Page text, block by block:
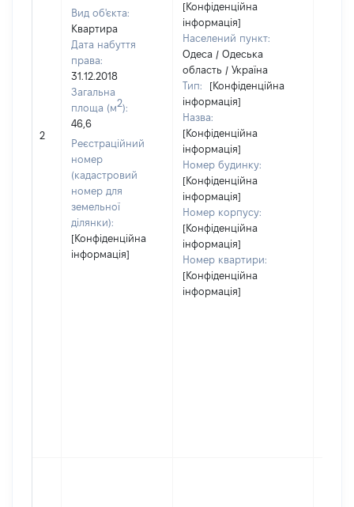
2
Вид об'єкта:
Квартира
Дата набуття
права:
31.12.2018
Загальна
площа (м2):
46,6
Реєстраційний
номер
(кадастровий
номер для
земельної
ділянки):
[Конфіденційна
інформація]
[Конфіденційна
інформація]
Населений пункт:
Одеса / Одеська
область / Україна
Тип:
[Конфіденційна
інформація]
Назва:
[Конфіденційна
інформація]
Номер будинку:
[Конфіденційна
інформація]
Номер корпусу:
[Конфіденційна
інформація]
Номер квартири:
[Конфіденційна
інформація]